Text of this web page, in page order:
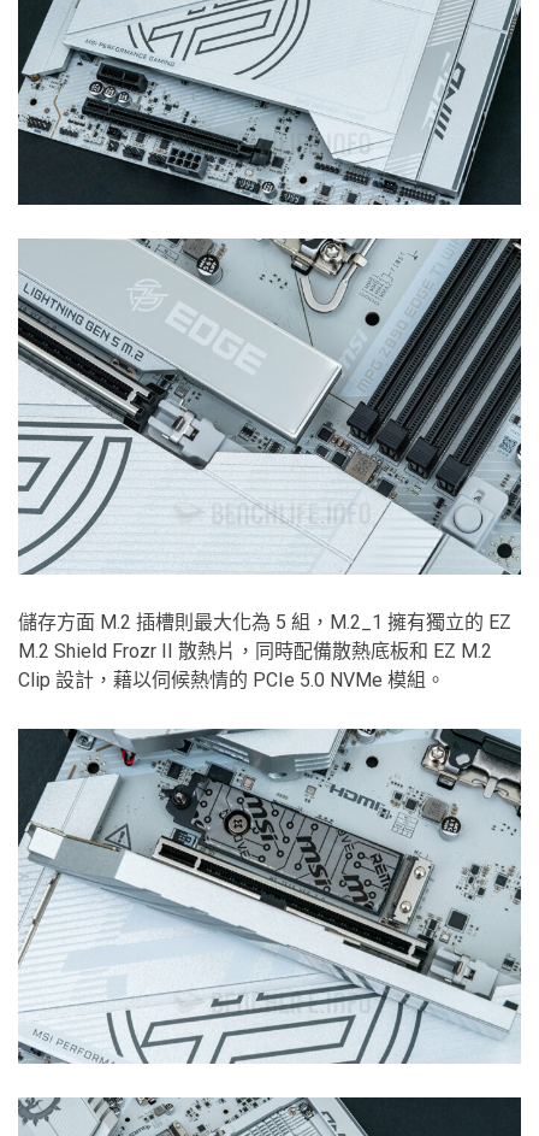
儲存方面 M.2 插槽則最大化為 5 組，M.2_1 擁有獨立的 EZ
M.2 Shield Frozr II 散熱片，同時配備散熱底板和 EZ M.2
Clip 設計，藉以伺候熱情的 PCIe 5.0 NVMe 模組。